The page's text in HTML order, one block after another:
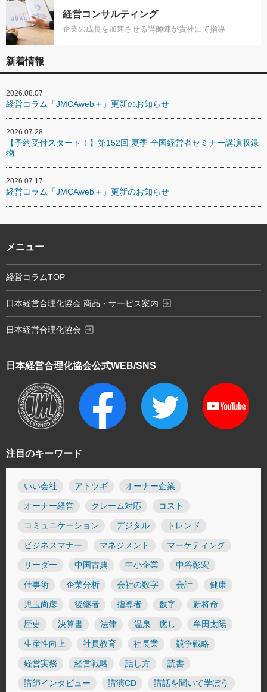
経営コンサルティング
企業の成長を加速させる講師陣が貴社にて指導
新着情報
2026.08.07
経営コラム「JMCAweb＋」更新のお知らせ
2026.07.28
【予約受付スタート！】第152回 夏季 全国経営者セミナー講演収録
物
2026.07.17
経営コラム「JMCAweb＋」更新のお知らせ
注目のキーワード
いい会社 アトツギ オーナー企業
オーナー経営 クレーム対応 コスト
コミュニケーション デジタル トレンド
ビジネスマナー マネジメント マーケティング
リーダー 中国古典 中小企業 中谷彰宏
仕事術 企業分析 会社の数字 会計 健康
児玉尚彦 後継者 指導者 数字 新将命
歴史 決算書 法律 温泉 癒し 牟田太陽
生産性向上 社員教育 社長業 競争戦略
経営実務 経営戦略 話し方 読書
講師インタビュー 講演CD 講話を聞いて学ぼう
日本経営合理化協会公式WEB/SNS
メニュー
経営コラムTOP
日本経営合理化協会 商品・サービス案内 exit_to_app
日本経営合理化協会 exit_to_app